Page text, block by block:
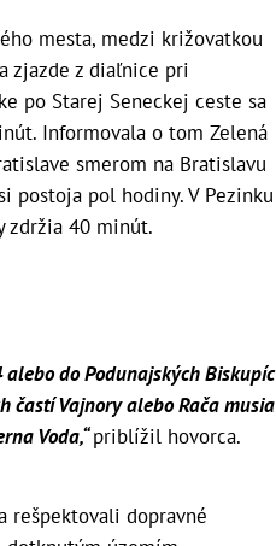
mesta, medzi križovatkou
zjazde z diaľnice pri
po Starej Seneckej ceste sa
Informovala o tom Zelená
smerom na Bratislavu
postoja pol hodiny. V Pezinku
zdržia 40 minút.
alebo do Podunajských Biskupíc
častí Vajnory alebo Rača musia
Voda,“priblížil hovorca.
rešpektovali dopravné